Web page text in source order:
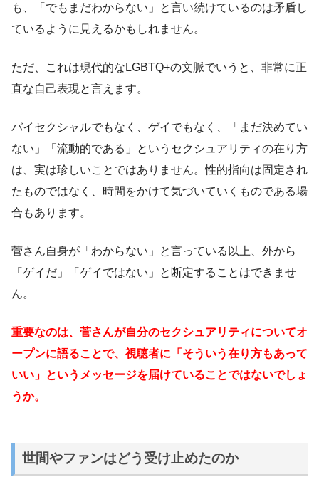
も、「でもまだわからない」と言い続けているのは矛盾し
ているように見えるかもしれません。
ただ、これは現代的なLGBTQ+の文脈でいうと、非常に正
直な自己表現と言えます。
バイセクシャルでもなく、ゲイでもなく、「まだ決めてい
ない」「流動的である」というセクシュアリティの在り方
は、実は珍しいことではありません。性的指向は固定され
たものではなく、時間をかけて気づいていくものである場
合もあります。
菅さん自身が「わからない」と言っている以上、外から
「ゲイだ」「ゲイではない」と断定することはできませ
ん。
重要なのは、菅さんが自分のセクシュアリティについてオ
ープンに語ることで、視聴者に「そういう在り方もあって
いい」というメッセージを届けていることではないでしょ
うか。
世間やファンはどう受け止めたのか